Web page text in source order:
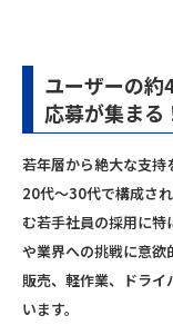
ユーザーの
応募が集まる
若年層から絶大な支
20代〜30代で構成さ
む若手社員の採用に
や業界への挑戦に意欲
販売、軽作業、ドラ
います。